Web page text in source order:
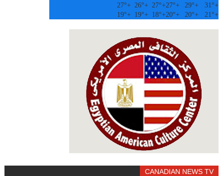
+
31°
+
29°
+
27°
+
27°
+
26°
+
27°
+
21°
+
20°
+
20°
+
18°
+
19°
+
19°
CANADIAN NEWS TV